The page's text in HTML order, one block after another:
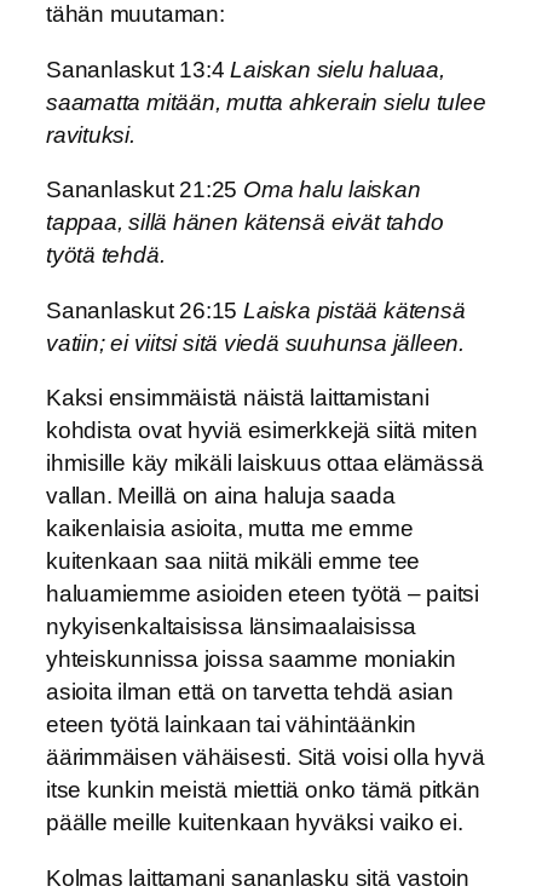
tähän muutaman:
Sananlaskut 13:4 Laiskan sielu haluaa,
saamatta mitään, mutta ahkerain sielu tulee
ravituksi.
Sananlaskut 21:25 Oma halu laiskan
tappaa, sillä hänen kätensä eivät tahdo
työtä tehdä.
Sananlaskut 26:15Laiska pistää kätensä
vatiin; ei viitsi sitä viedä suuhunsa jälleen.
Kaksi ensimmäistä näistä laittamistani
kohdista ovat hyviä esimerkkejä siitä miten
ihmisille käy mikäli laiskuus ottaa elämässä
vallan. Meillä on aina haluja saada
kaikenlaisia asioita, mutta me emme
kuitenkaan saa niitä mikäli emme tee
haluamiemme asioiden eteen työtä – paitsi
nykyisenkaltaisissa länsimaalaisissa
yhteiskunnissa joissa saamme moniakin
asioita ilman että on tarvetta tehdä asian
eteen työtä lainkaan tai vähintäänkin
äärimmäisen vähäisesti. Sitä voisi olla hyvä
itse kunkin meistä miettiä onko tämä pitkän
päälle meille kuitenkaan hyväksi vaiko ei.
Kolmas laittamani sananlasku sitä vastoin